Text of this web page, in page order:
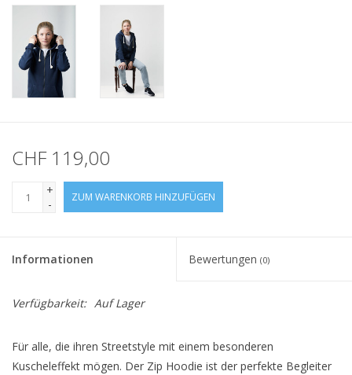
CHF 119,00
+
-
ZUM WARENKORB HINZUFÜGEN
Informationen Bewertungen (0)
Verfügbarkeit: Auf Lager
Für alle, die ihren Streetstyle mit einem besonderen
Kuscheleffekt mögen. Der Zip Hoodie ist der perfekte Begleiter